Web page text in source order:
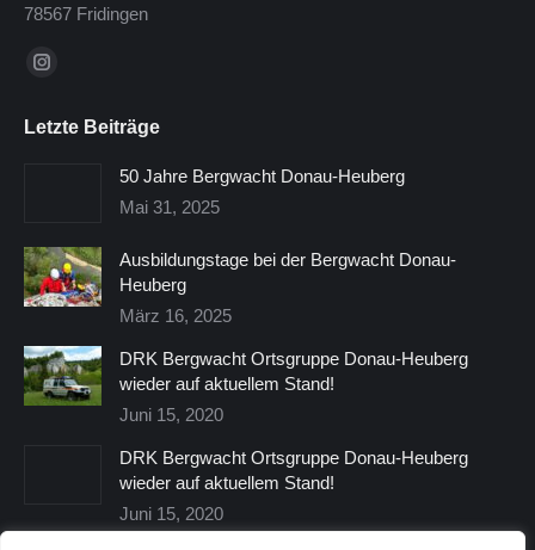
78567 Fridingen
Finden Sie uns auf:
Instagram
opens
Letzte Beiträge
50 Jahre Bergwacht Donau-Heuberg
Mai 31, 2025
Ausbildungstage bei der Bergwacht Donau-
Heuberg
März 16, 2025
DRK Bergwacht Ortsgruppe Donau-Heuberg
wieder auf aktuellem Stand!
Juni 15, 2020
DRK Bergwacht Ortsgruppe Donau-Heuberg
wieder auf aktuellem Stand!
Juni 15, 2020